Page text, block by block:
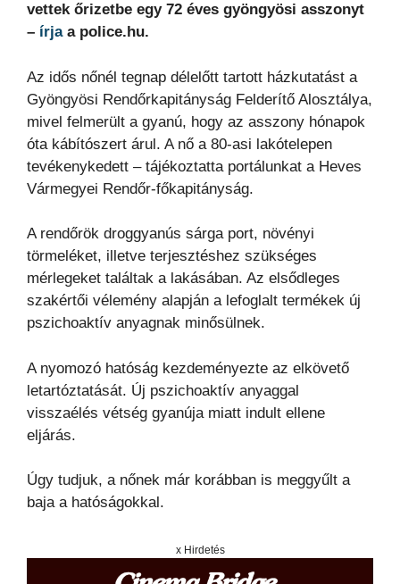
vettek őrizetbe egy 72 éves gyöngyösi asszonyt
– írja a police.hu.
Az idős nőnél tegnap délelőtt tartott házkutatást a
Gyöngyösi Rendőrkapitányság Felderítő Alosztálya,
mivel felmerült a gyanú, hogy az asszony hónapok
óta kábítószert árul. A nő a 80-asi lakótelepen
tevékenykedett – tájékoztatta portálunkat a Heves
Vármegyei Rendőr-főkapitányság.
A rendőrök droggyanús sárga port, növényi
törmeléket, illetve terjesztéshez szükséges
mérlegeket találtak a lakásában. Az elsődleges
szakértői vélemény alapján a lefoglalt termékek új
pszichoaktív anyagnak minősülnek.
A nyomozó hatóság kezdeményezte az elkövető
letartóztatását. Új pszichoaktív anyaggal
visszaélés vétség gyanúja miatt indult ellene
eljárás.
Úgy tudjuk, a nőnek már korábban is meggyűlt a
baja a hatóságokkal.
x Hirdetés